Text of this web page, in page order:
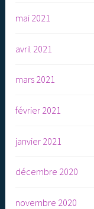
mai 2021
avril 2021
mars 2021
février 2021
janvier 2021
décembre 2020
novembre 2020